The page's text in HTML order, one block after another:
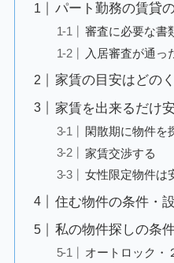
パート勤務の賃貸
審査に必要な書
入居審査が通っ
家賃の目安はどの
家賃を出来るだけ
閑散期に物件を
家賃交渉する
女性限定物件は
住む物件の条件・
私の物件探しの条
オートロック・